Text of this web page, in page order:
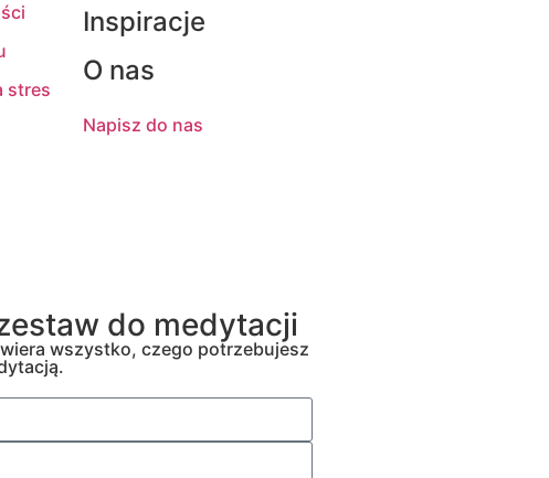
stres
Inspiracje
O nas
Napisz do nas
do medytacji
wszystko, czego potrzebujesz